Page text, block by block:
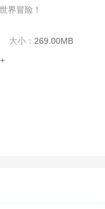
界冒险！
大小： 269.00MB